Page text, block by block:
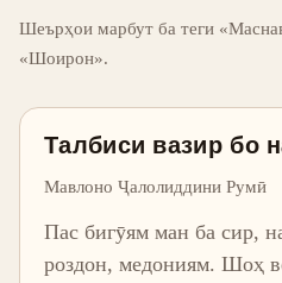
Шеърҳои марбут ба теги
«Шоирон».
Талбиси вазир бо
Мавлоно Ҷалолиддини Румӣ
Пас бигӯям ман ба сир,
роздон, медониям. Шоҳ